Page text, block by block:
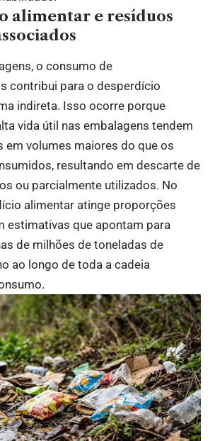
alimentar e resíduos
o consumo de
contribui para o desperdício
indireta. Isso ocorre porque
vida útil nas embalagens tendem
em volumes maiores do que os
resultando em descarte de
ou parcialmente utilizados. No
alimentar atinge proporções
estimativas que apontam para
de milhões de toneladas de
ao longo de toda a cadeia